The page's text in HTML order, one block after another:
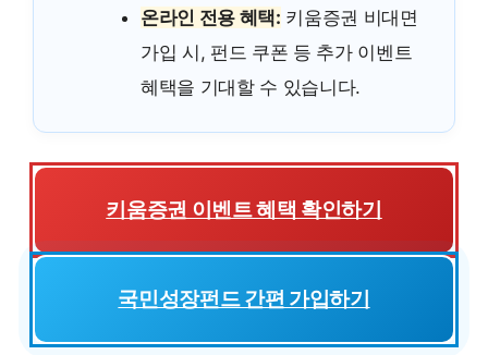
온라인 전용 혜택: 키움증권 비대면
가입 시, 펀드 쿠폰 등 추가 이벤트
혜택을 기대할 수 있습니다.
키움증권 이벤트 혜택 확인하기
국민성장펀드 간편 가입하기